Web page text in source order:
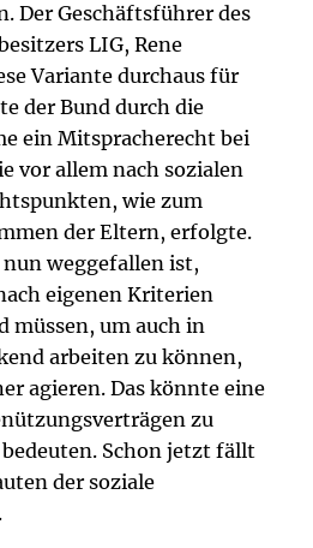
Der Geschäftsführer des
LIG, Rene
Variante durchaus für
der Bund durch die
ein Mitspracherecht bei
vor allem nach sozialen
wie zum
der Eltern, erfolgte.
nun weggefallen ist,
eigenen Kriterien
müssen, um auch in
arbeiten zu können,
agieren. Das könnte eine
zu
Schon jetzt fällt
der soziale